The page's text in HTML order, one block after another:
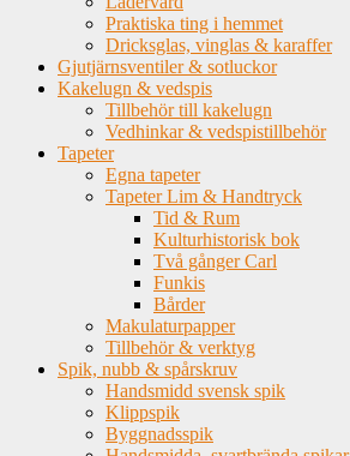
Praktiska ting i hemmet
Dricksglas, vinglas & karaffer
Gjutjärnsventiler & sotluckor
Kakelugn & vedspis
Tillbehör till kakelugn
Vedhinkar & vedspistillbehör
Tapeter
Egna tapeter
Tapeter Lim & Handtryck
Tid & Rum
Kulturhistorisk bok
Två gånger Carl
Funkis
Bårder
Makulaturpapper
Tillbehör & verktyg
Spik, nubb & spårskruv
Handsmidd svensk spik
Klippspik
Byggnadsspik